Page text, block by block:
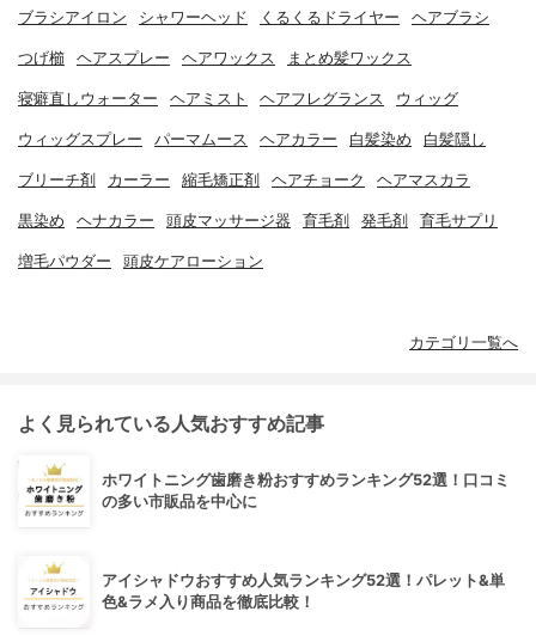
ブラシアイロン シャワーヘッド くるくるドライヤー ヘアブラシ
つげ櫛 ヘアスプレー ヘアワックス まとめ髪ワックス
寝癖直しウォーター ヘアミスト ヘアフレグランス ウィッグ
ウィッグスプレー パーマムース ヘアカラー 白髪染め 白髪隠し
ブリーチ剤 カーラー 縮毛矯正剤 ヘアチョーク ヘアマスカラ
黒染め ヘナカラー 頭皮マッサージ器 育毛剤 発毛剤 育毛サプリ
増毛パウダー 頭皮ケアローション
カテゴリ一覧へ
よく見られている人気おすすめ記事
ホワイトニング歯磨き粉おすすめランキング52選！口コミ
の多い市販品を中心に
アイシャドウおすすめ人気ランキング52選！パレット&単
色&ラメ入り商品を徹底比較！